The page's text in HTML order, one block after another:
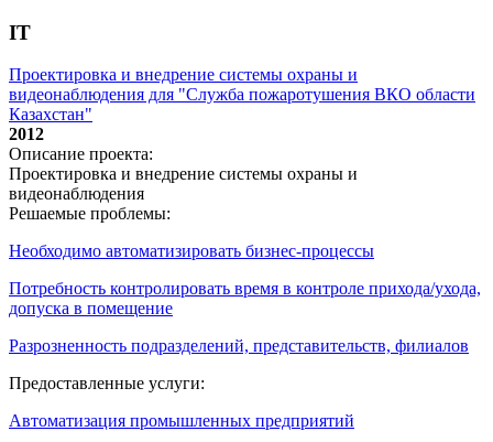
IT
Проектировка и внедрение системы охраны и
видеонаблюдения для "Служба пожаротушения ВКО области
Казахстан"
2012
Описание проекта:
Проектировка и внедрение системы охраны и
видеонаблюдения
Решаемые проблемы:
Необходимо автоматизировать бизнес-процессы
Потребность контролировать время в контроле прихода/ухода,
допуска в помещение
Разрозненность подразделений, представительств, филиалов
Предоставленные услуги:
Автоматизация промышленных предприятий